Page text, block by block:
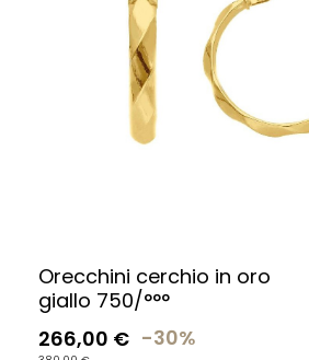
Orecchini cerchio in oro
giallo 750/°°°
266,00 € -30%